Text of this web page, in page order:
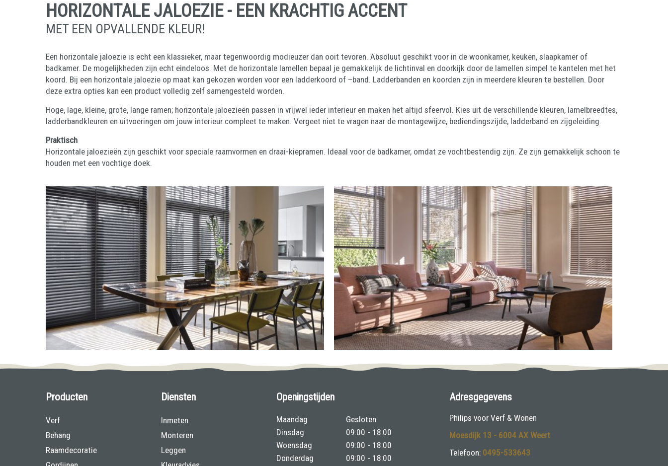
HORIZONTALE JALOEZIE - EEN KRACHTIG ACCENT
MET EEN OPVALLENDE KLEUR!
Een horizontale jaloezie is echt een klassieker, maar tegenwoordig modieuzer dan ooit tevoren. Absoluut geschikt voor in de woonkamer, keuken, slaapkamer of
badkamer. De mogelijkheden zijn echt eindeloos. Met de horizontale lamellen bepaal je gemakkelijk de lichtinval en doorkijk door de lamellen simpel te kantelen met het
koord. Bij een horizontale jaloezie op maat kan gekozen worden voor een ladderkoord of –band. Ladderbanden en koorden zijn in meerdere kleuren te bestellen. Door
deze extra opties kan een product volledig zelf samengesteld worden.
Hoge, lage, kleine, grote, lange ramen; horizontale jaloezieën passen in vrijwel ieder interieur en maken het altijd sfeervol. Kies uit de verschillende kleuren, lamelbreedtes,
ladderbandkleuren en uitvoeringen om jouw interieur compleet te maken. Vergeet niet te vragen naar de montagewijze, bediendingszijde, ladderband en zijgeleiding.
Praktisch
Horizontale jaloezieën zijn geschikt voor speciale raamvormen en draai-kiepramen. Ideaal voor de badkamer, omdat ze vochtbestendig zijn. Ze zijn gemakkelijk schoon te
houden met een vochtige doek.
Producten
Verf
Behang
Raamdecoratie
Diensten
Inmeten
Monteren
Leggen
Openingstijden
Maandag
Gesloten
Dinsdag
09:00 - 18:00
Woensdag
09:00 - 18:00
Donderdag
09:00 - 18:00
Adresgegevens
Philips voor Verf & Wonen
Moesdijk 13 - 6004 AX Weert
Telefoon: 0495-533643